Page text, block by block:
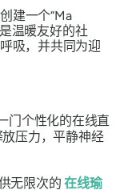
建一个“Ma
温暖友好的社
吸，并共同为迎
门个性化的在线直
压力，平静神经
无限次的在线瑜